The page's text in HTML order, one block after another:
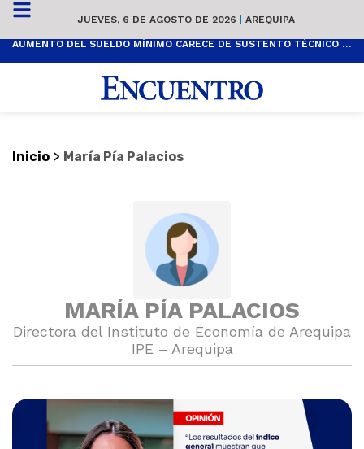
JUEVES, 6 DE AGOSTO DE 2026 | AREQUIPA
AUMENTO DEL SUELDO MÍNIMO CARECE DE SUSTENTO TÉCNICO Y ES POPULISTA
Inicio > María Pía Palacios
MARÍA PÍA PALACIOS
Directora del Instituto de Economía de Arequipa
IPE – Arequipa